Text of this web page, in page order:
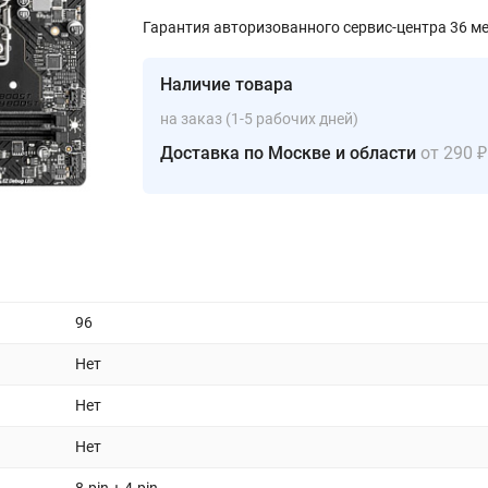
Гарантия авторизованного сервис-центра 36
Наличие товара
на заказ (1-5 рабочих дней)
Доставка по Москве и областиот 290 ₽
96
Нет
Нет
Нет